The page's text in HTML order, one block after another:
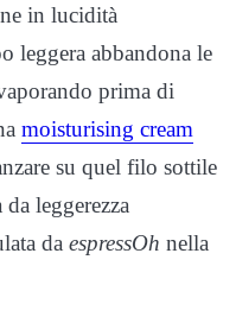
in lucidità
leggera abbandona le
prima di
moisturising cream
su quel filo sottile
leggerezza
da espressOh nella